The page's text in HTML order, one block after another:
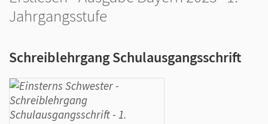
Jahrgangsstufe
Schreiblehrgang Schulausgangsschrift